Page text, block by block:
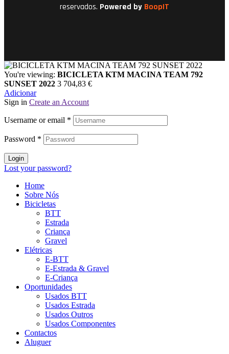
reservados. Powered by BoopIT
You're viewing: BICICLETA KTM MACINA TEAM 792
SUNSET 2022 3 704,83 €
Adicionar
Sign in Create an Account
Username or email *
Password *
Login
Lost your password?
Home
Sobre Nós
Bicicletas
BTT
Estrada
Criança
Gravel
Elétricas
E-BTT
E-Estrada & Gravel
E-Criança
Oportunidades
Usados BTT
Usados Estrada
Usados Outros
Usados Componentes
Contactos
Aluguer